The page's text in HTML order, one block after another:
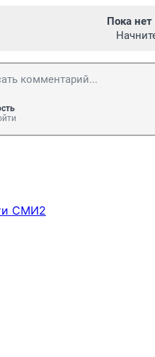
Пока
СМИ2